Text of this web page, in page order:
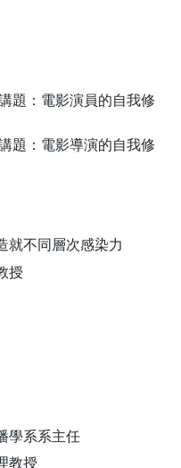
題：電影演員的自我修
題：電影導演的自我修
就不同層次感染力
授
學系系主任
教授